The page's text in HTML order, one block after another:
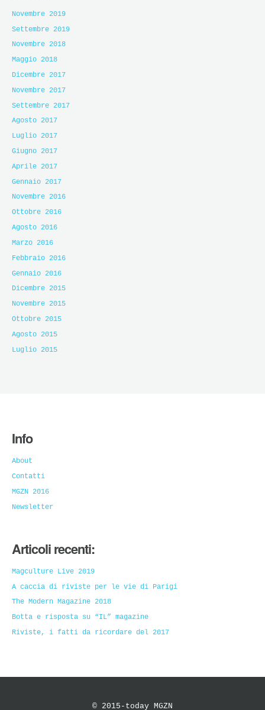
Novembre 2019
Settembre 2019
Novembre 2018
Maggio 2018
Dicembre 2017
Novembre 2017
Settembre 2017
Agosto 2017
Luglio 2017
Giugno 2017
Aprile 2017
Gennaio 2017
Novembre 2016
Ottobre 2016
Agosto 2016
Marzo 2016
Febbraio 2016
Gennaio 2016
Dicembre 2015
Novembre 2015
Ottobre 2015
Agosto 2015
Luglio 2015
Info
About
Contatti
MGZN 2016
Newsletter
Articoli recenti:
Magculture Live 2019
A caccia di riviste per le vie di Parigi
The Modern Magazine 2018
Botta e risposta su “IL” magazine
Riviste, i fatti da ricordare del 2017
© 2015-today MGZN